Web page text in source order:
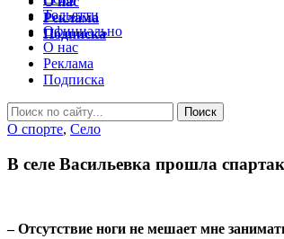
Тольятти
Официально
О нас
Реклама
Подписка
O спорте, Село
В селе Васильевка прошла
– Отсутствие ноги не мешает мне
Реклама
Подписка